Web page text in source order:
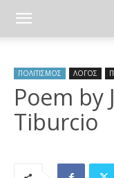
ΠΟΛΙΤΙΣΜΟΣ ΛΟΓΟΣ
Poem by
Tiburcio